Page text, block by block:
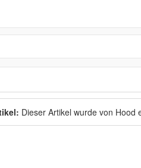
Dieser Artikel wurde von Hood